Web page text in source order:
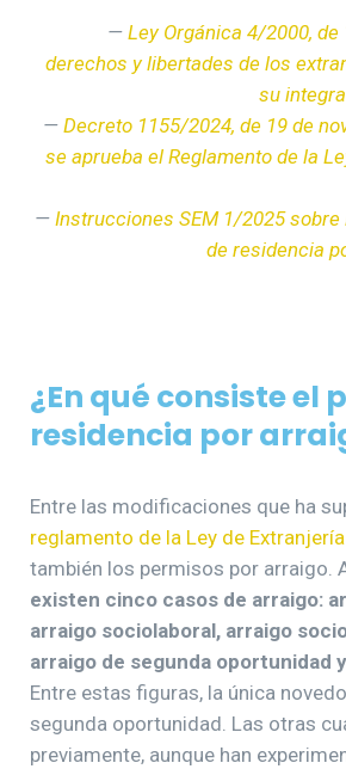
— Ley Orgánica 4/2000, de
derechos y libertades de los
su
— Decreto 1155/2024, de 19 de
se aprueba el Reglamento de la
— Instrucciones SEM 1/2025
de residencia
¿En qué consiste el
residencia por
Entre las modificaciones que ha
reglamento de la Ley de Extranjería
también los permisos por arraigo.
existen cinco casos de arraigo:
arraigo sociolaboral, arraigo
arraigo de segunda oportunidad
Entre estas figuras, la única
segunda oportunidad. Las otras
previamente, aunque han